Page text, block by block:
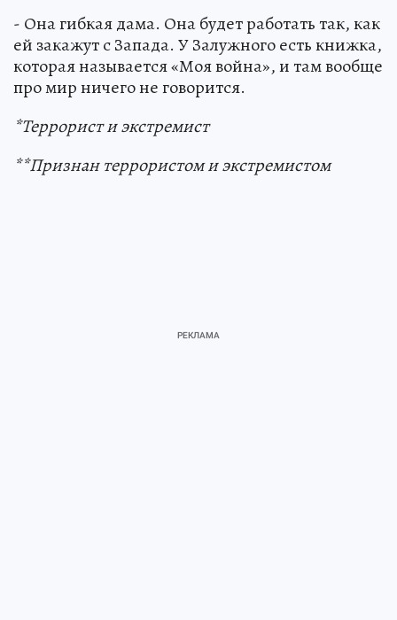
- Она гибкая дама. Она будет работать так, как
ей закажут с Запада. У Залужного есть книжка,
которая называется «Моя война», и там вообще
про мир ничего не говорится.
*Террорист и экстремист
**Признан террористом и экстремистом